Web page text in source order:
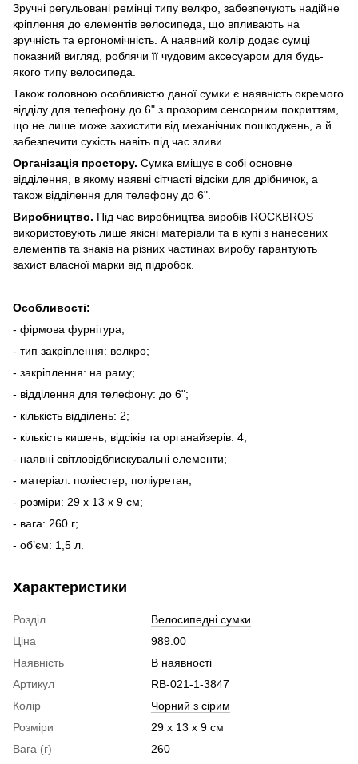
Зручні регульовані ремінці типу велкро, забезпечують надійне
кріплення до елементів велосипеда, що впливають на
зручність та ергономічність. А наявний колір додає сумці
показний вигляд, роблячи її чудовим аксесуаром для будь-
якого типу велосипеда.
Також головною особливістю даної сумки є наявність окремого
відділу для телефону до 6" з прозорим сенсорним покриттям,
що не лише може захистити від механічних пошкоджень, а й
забезпечити сухість навіть під час зливи.
Організація простору. Сумка вміщує в собі основне
відділення, в якому наявні сітчасті відсіки для дрібничок, а
також відділення для телефону до 6".
Виробництво. Під час виробництва виробів ROCKBROS
використовують лише якісні матеріали та в купі з нанесених
елементів та знаків на різних частинах виробу гарантують
захист власної марки від підробок.
Особливості:
- фірмова фурнітура;
- тип закріплення: велкро;
- закріплення: на раму;
- відділення для телефону: до 6";
- кількість відділень: 2;
- кількість кишень, відсіків та органайзерів: 4;
- наявні світловідблискувальні елементи;
- матеріал: поліестер, поліуретан;
- розміри: 29 x 13 x 9 см;
- вага: 260 г;
- об’єм: 1,5 л.
Характеристики
Розділ
Велосипедні сумки
Ціна
989.00
Наявність
В наявності
Артикул
RB-021-1-3847
Колір
Чорний з сірим
Розміри
29 x 13 x 9 см
Вага (г)
260